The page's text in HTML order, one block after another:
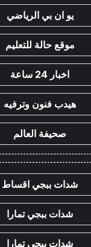
يو ان بي الرياضي
موقع حالة للتعليم
اخبار 24 ساعة
هيدب فنون وترفيه
صحيفة العالم
شدات ببجي اقساط
شدات ببجي تمارا
شدات ببجي تمارا